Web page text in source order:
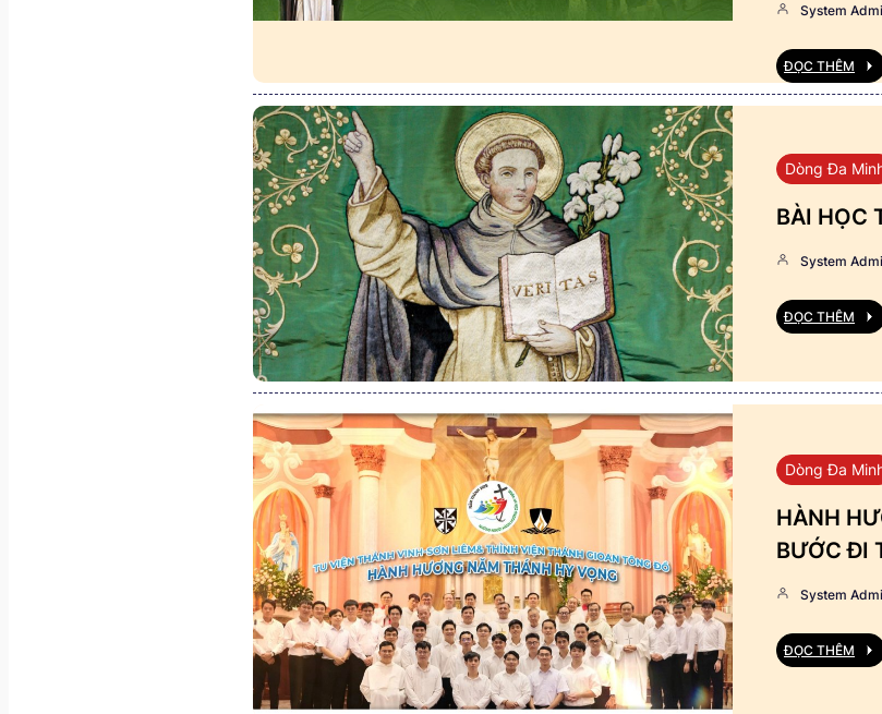
System
ĐỌC THÊM
Dòng Đa
BÀI HỌC
System
ĐỌC THÊM
Dòng Đa
HÀNH
BƯỚC ĐI
System
ĐỌC THÊM